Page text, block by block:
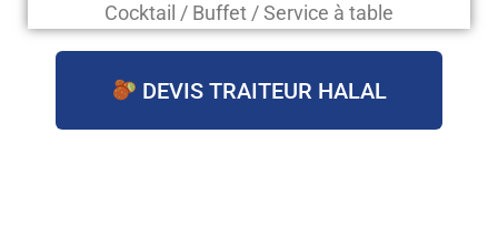
Cocktail / Buffet / Service à table
DEVIS TRAITEUR HALAL